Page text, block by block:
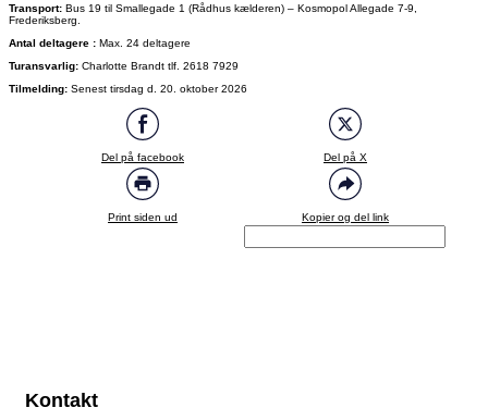
Transport: Bus 19 til Smallegade 1 (Rådhus kælderen) – Kosmopol Allegade 7-9,
Frederiksberg.
Antal deltagere : Max. 24 deltagere
Turansvarlig: Charlotte Brandt tlf. 2618 7929
Tilmelding: Senest tirsdag d. 20. oktober 2026
Del på facebook Del på X
Print siden ud Kopier og del link
Kontakt